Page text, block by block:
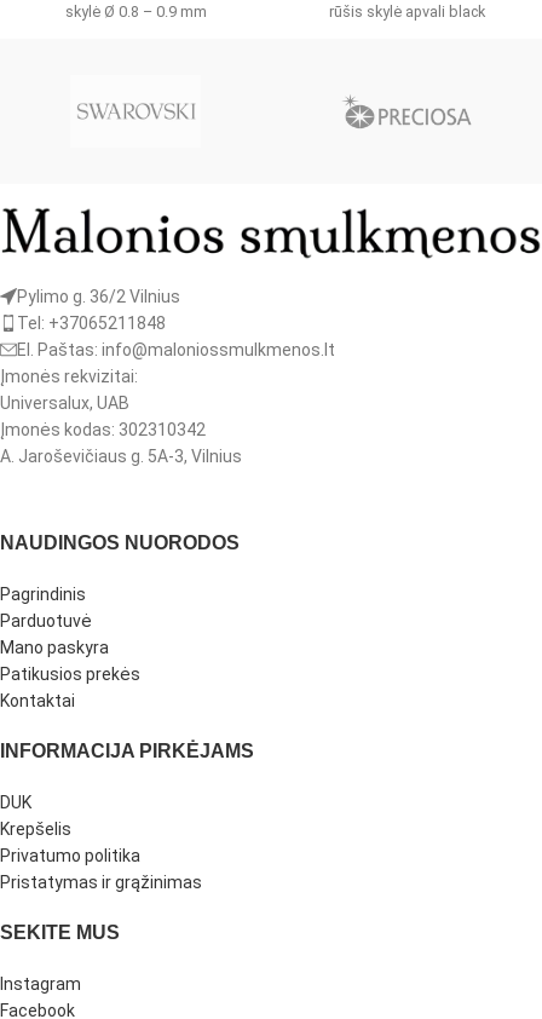
skylė Ø 0.8 – 0.9 mm
rūšis skylė apvali black
Pylimo g. 36/2 Vilnius
Tel: +37065211848
El. Paštas: info@maloniossmulkmenos.lt
Įmonės rekvizitai:
Universalux, UAB
Įmonės kodas: 302310342
A. Jaroševičiaus g. 5A-3, Vilnius
NAUDINGOS NUORODOS
Pagrindinis
Parduotuvė
Mano paskyra
Patikusios prekės
Kontaktai
INFORMACIJA PIRKĖJAMS
DUK
Krepšelis
Privatumo politika
Pristatymas ir grąžinimas
SEKITE MUS
Instagram
Facebook